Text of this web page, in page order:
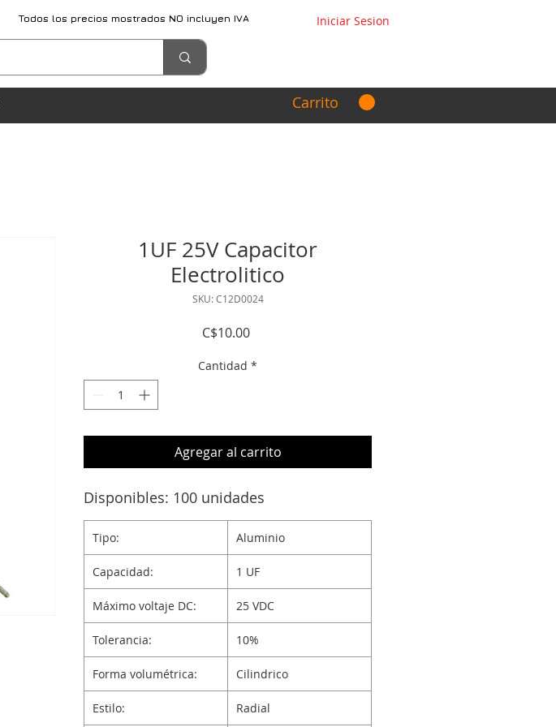
Todos los precios mostrados NO incluyen IVA Iniciar Sesion
Carrito
1UF 25V Capacitor
Electrolitico
SKU: C12D0024
C$10.00Precio
Cantidad *
Agregar al carrito
Disponibles: 100 unidades
Tipo: Aluminio
Capacidad: 1 UF
Máximo voltaje DC: 25 VDC
Tolerancia: 10%
Forma volumétrica: Cilindrico
Estilo: Radial